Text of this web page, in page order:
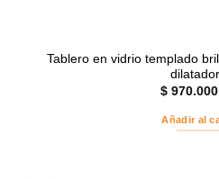
Tablero en vidrio templado
$ 970.000
Añadir al